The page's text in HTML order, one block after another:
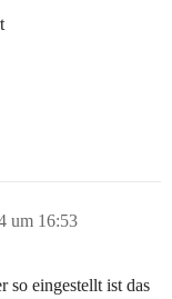
um 16:53
so eingestellt ist das